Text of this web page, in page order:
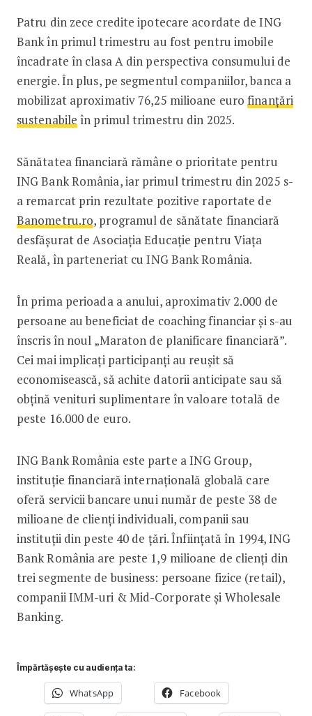
Patru din zece credite ipotecare acordate de ING
Bank în primul trimestru au fost pentru imobile
încadrate în clasa A din perspectiva consumului de
energie. În plus, pe segmentul companiilor, banca a
mobilizat aproximativ 76,25 milioane eurofinanțări
sustenabile în primul trimestru din 2025.
Sănătatea financiară rămâne o prioritate pentru
ING Bank România, iar primul trimestru din 2025 s-
a remarcat prin rezultate pozitive raportate de
Banometru.ro, programul de sănătate financiară
desfășurat de Asociația Educație pentru Viața
Reală, în parteneriat cu ING Bank România.
În prima perioada a anului, aproximativ 2.000 de
persoane au beneficiat de coaching financiar și s-au
înscris în noul „Maraton de planificare financiară”.
Cei mai implicați participanți au reușit să
economisească, să achite datorii anticipate sau să
obțină venituri suplimentare în valoare totală de
peste 16.000 de euro.
ING Bank România este parte a ING Group,
instituție financiară internațională globală care
oferă servicii bancare unui număr de peste 38 de
milioane de clienți individuali, companii sau
instituții din peste 40 de țări. Înființată în 1994, ING
Bank România are peste 1,9 milioane de clienți din
trei segmente de business: persoane fizice (retail),
companii IMM-uri & Mid-Corporate și Wholesale
Banking.
Împărtășește cu audiența ta:
WhatsApp Facebook